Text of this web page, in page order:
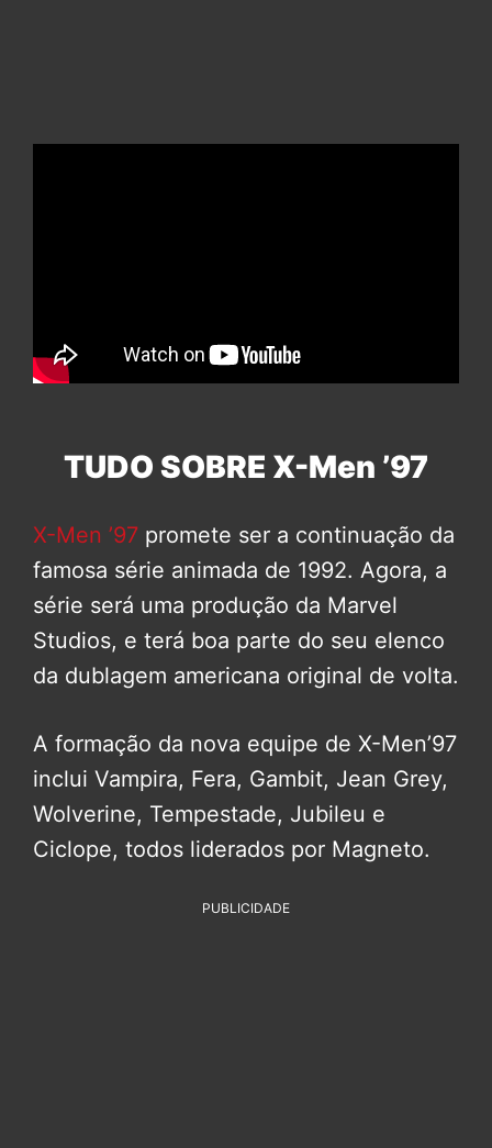
TUDO SOBRE X-Men ’97
X-Men ’97 promete ser a continuação da
famosa série animada de 1992. Agora, a
série será uma produção da Marvel
Studios, e terá boa parte do seu elenco
da dublagem americana original de volta.
A formação da nova equipe de X-Men’97
inclui Vampira, Fera, Gambit, Jean Grey,
Wolverine, Tempestade, Jubileu e
Ciclope, todos liderados por Magneto.
PUBLICIDADE